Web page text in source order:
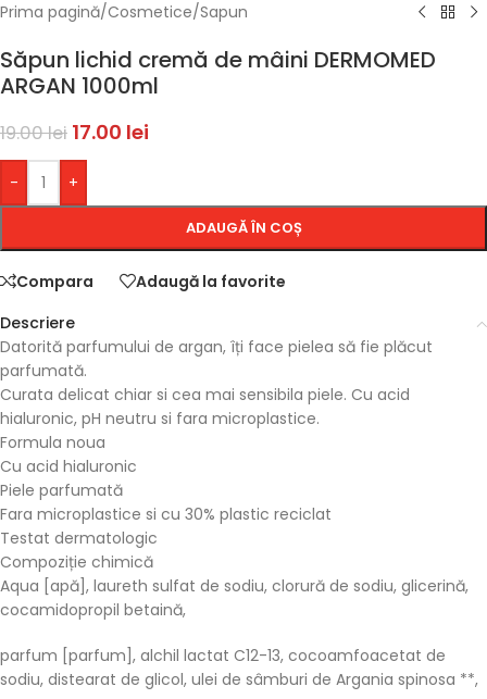
Prima pagină/Cosmetice/Sapun
Săpun lichid cremă de mâini DERMOMED
ARGAN 1000ml
19.00lei 17.00 lei
- +
ADAUGĂ ÎN COȘ
Compara
Adaugă la favorite
Descriere
Datorită parfumului de argan, îți face pielea să fie plăcut
parfumată.
Curata delicat chiar si cea mai sensibila piele. Cu acid
hialuronic, pH neutru si fara microplastice.
Formula noua
Cu acid hialuronic
Piele parfumată
Fara microplastice si cu 30% plastic reciclat
Testat dermatologic
Compoziție chimică
Aqua [apă], laureth sulfat de sodiu, clorură de sodiu, glicerină,
cocamidopropil betaină,
parfum [parfum], alchil lactat C12-13, cocoamfoacetat de
sodiu, distearat de glicol, ulei de sâmburi de Argania spinosa **,